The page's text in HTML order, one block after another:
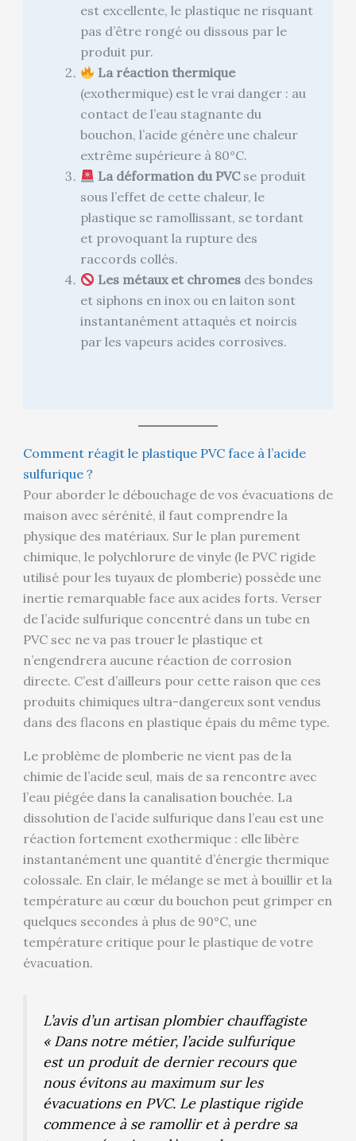
est excellente, le plastique ne risquant
pas d’être rongé ou dissous par le
produit pur.
La réaction thermique
(exothermique) est le vrai danger : au
contact de l’eau stagnante du
bouchon, l’acide génère une chaleur
extrême supérieure à 80°C.
La déformation du PVCse produit
sous l’effet de cette chaleur, le
plastique se ramollissant, se tordant
et provoquant la rupture des
raccords collés.
Les métaux et chromesdes bondes
et siphons en inox ou en laiton sont
instantanément attaqués et noircis
par les vapeurs acides corrosives.
Comment réagit le plastique PVC face à l’acide
sulfurique ?
Pour aborder le débouchage de vos évacuations de
maison avec sérénité, il faut comprendre la
physique des matériaux. Sur le plan purement
chimique, le polychlorure de vinyle (le PVC rigide
utilisé pour les tuyaux de plomberie) possède une
inertie remarquable face aux acides forts. Verser
de l’acide sulfurique concentré dans un tube en
PVC sec ne va pas trouer le plastique et
n’engendrera aucune réaction de corrosion
directe. C’est d’ailleurs pour cette raison que ces
produits chimiques ultra-dangereux sont vendus
dans des flacons en plastique épais du même type.
Le problème de plomberie ne vient pas de la
chimie de l’acide seul, mais de sa rencontre avec
l’eau piégée dans la canalisation bouchée. La
dissolution de l’acide sulfurique dans l’eau est une
réaction fortement exothermique : elle libère
instantanément une quantité d’énergie thermique
colossale. En clair, le mélange se met à bouillir et la
température au cœur du bouchon peut grimper en
quelques secondes à plus de 90°C, une
température critique pour le plastique de votre
évacuation.
L’avis d’un artisan plombier chauffagiste
« Dans notre métier, l’acide sulfurique
est un produit de dernier recours que
nous évitons au maximum sur les
évacuations en PVC. Le plastique rigide
commence à se ramollir et à perdre sa